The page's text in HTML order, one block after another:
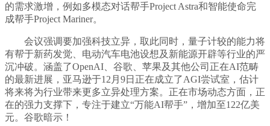
的需求激增，例如多模态对话帮手Project Astra和智能使命完
成帮手Project Mariner。
会议强调要加强科技立异，取此同时，量子计较的能力将
有帮于新药发觉、电动汽车电池设想及新能源开辟等行业的严
沉冲破。涵盖了OpenAI、谷歌、苹果及其他公司正在AI范畴
的最新进展，亚马逊于12月9日正在成立了AGI尝试室，估计
将来将为行业带来更多立异处理方案。正在市场动态方面，正
在的强力支撑下，专注于建立“万能AI帮手”，增加至122亿美
元。谷歌暗示！